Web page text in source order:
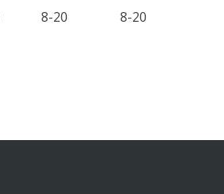
8-20
8-20